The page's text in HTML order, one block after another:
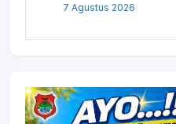
7 Agustus 2026